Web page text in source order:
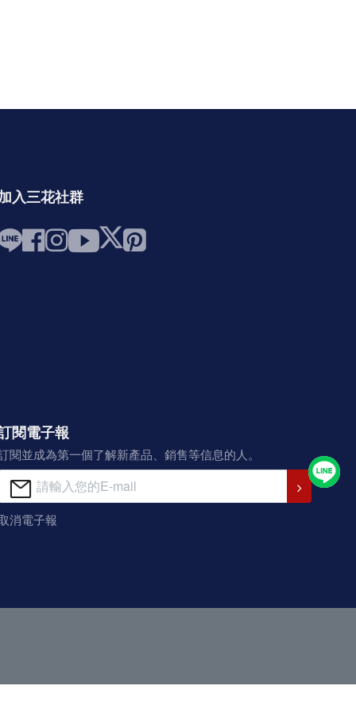
入三花社群
閱電子報
閱並成為第一個了解新產品、銷售等信息的人。
消電子報